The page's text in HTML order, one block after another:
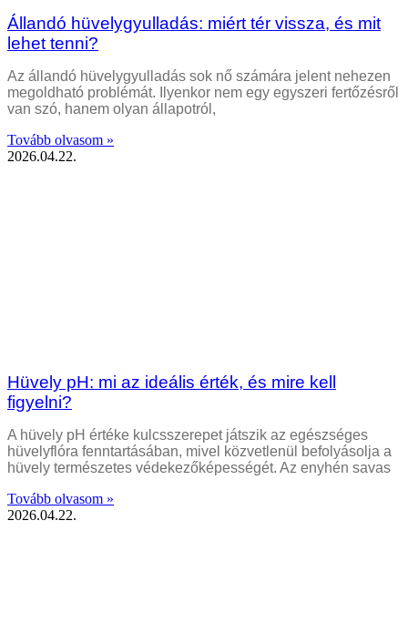
Állandó hüvelygyulladás: miért tér vissza, és mit
lehet tenni?
Az állandó hüvelygyulladás sok nő számára jelent nehezen
megoldható problémát. Ilyenkor nem egy egyszeri fertőzésről
van szó, hanem olyan állapotról,
Tovább olvasom »
2026.04.22.
Hüvely pH: mi az ideális érték, és mire kell
figyelni?
A hüvely pH értéke kulcsszerepet játszik az egészséges
hüvelyflóra fenntartásában, mivel közvetlenül befolyásolja a
hüvely természetes védekezőképességét. Az enyhén savas
Tovább olvasom »
2026.04.22.